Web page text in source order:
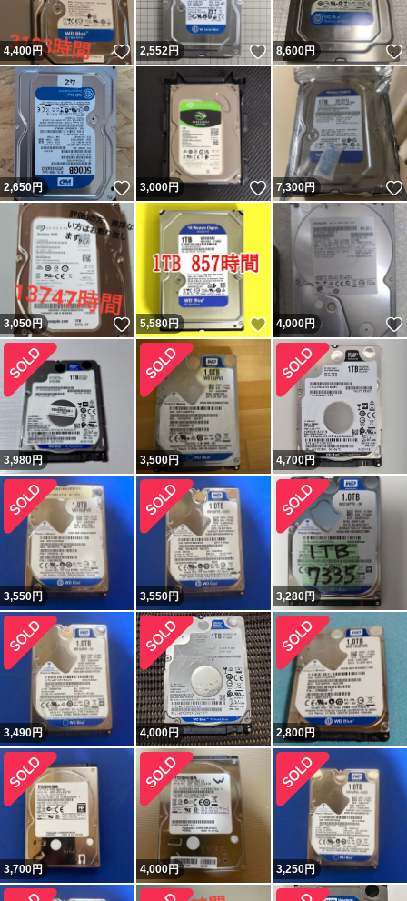
4,400円 いいね！
2,552円 いいね！
8,600円
2,650円 いいね！
3,000円 いいね！
7,300円
3,050円 いいね！
5,580円 いいね！
4,000円
3,980円 3,500円 4,700円
3,550円 3,550円 3,280円
3,490円 4,000円 2,800円
3,700円 4,000円 3,250円